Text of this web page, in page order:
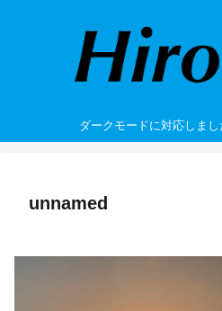
ダークモードに対応しまし
unnamed